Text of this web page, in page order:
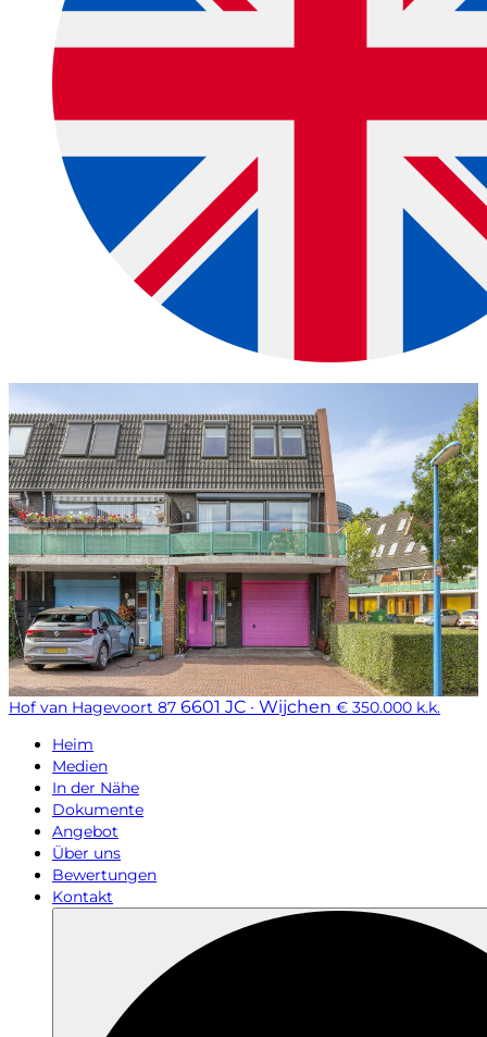
Hof van Hagevoort 87 6601 JC · Wijchen € 350.000 k.k.
Heim
Medien
In der Nähe
Dokumente
Angebot
Über uns
Bewertungen
Kontakt